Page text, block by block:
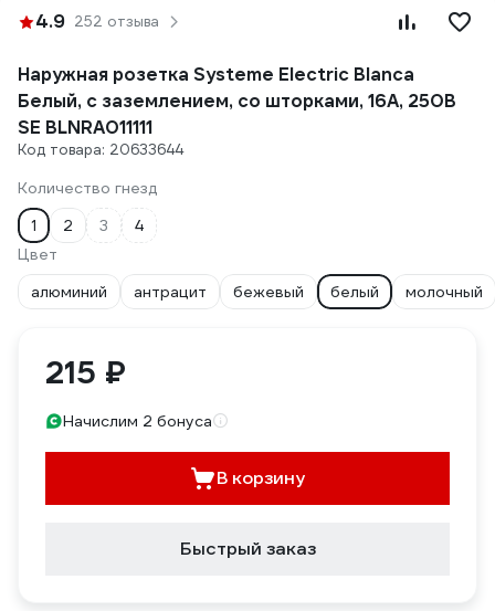
4.9 252 отзыва
Наружная розетка Systeme Electric Blanca
Белый, с заземлением, со шторками, 16А, 250В
SE BLNRA011111
Код товара: 20633644
Количество гнезд
1
2 3
4
Цвет
алюминий
антрацит бежевый белый молочный
215 ₽
Начислим 2 бонуса
В корзину
Быстрый заказ